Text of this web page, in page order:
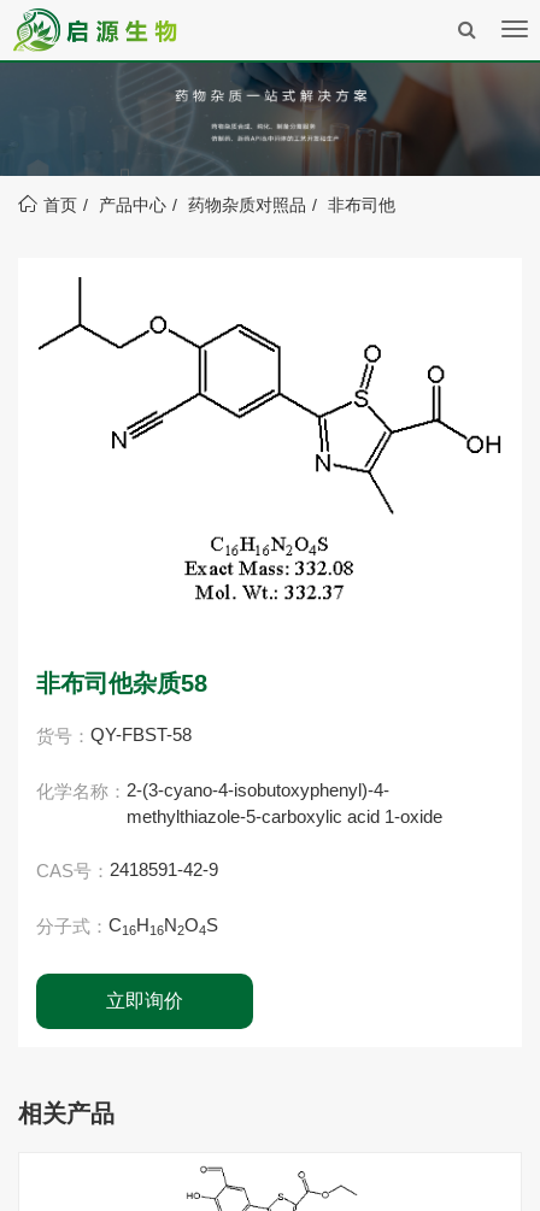
首页 产品中心 药物杂质对照品 非布司他
非布司他杂质58
货号： QY-FBST-58
化学名称： 2-(3-cyano-4-isobutoxyphenyl)-4-
methylthiazole-5-carboxylic acid 1-oxide
CAS号： 2418591-42-9
分子式： C16H16N2O4S
立即询价
相关产品